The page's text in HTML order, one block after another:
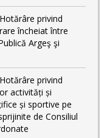
privind
încheiat între
Argeş şi
privind
activități și
și sportive pe
de Consiliul